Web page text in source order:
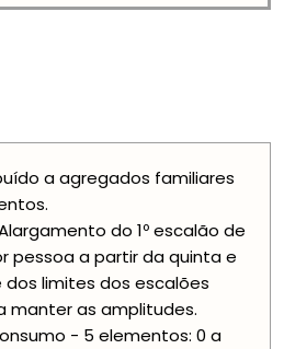
a agregados familiares
do 1º escalão de
pessoa a partir da quinta e
limites dos escalões
manter as amplitudes.
- 5 elementos: 0 a